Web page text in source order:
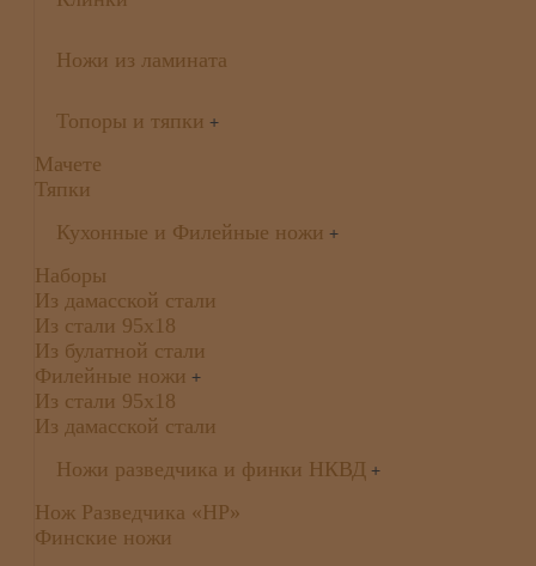
Ножи из ламината
Топоры и тяпки +
Мачете
Тяпки
Кухонные и Филейные ножи +
Наборы
Из дамасской стали
Из стали 95х18
Из булатной стали
Филейные ножи +
Из стали 95х18
Из дамасской стали
Ножи разведчика и финки НКВД +
Нож Разведчика «НР»
Финские ножи